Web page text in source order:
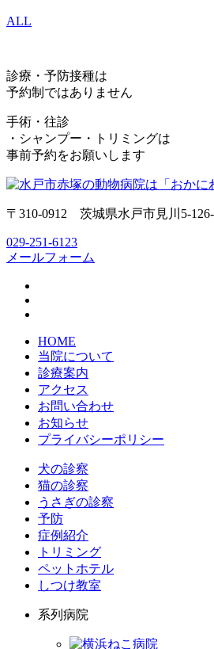
ALL
診療・予防接種は
予約制ではありません
手術・往診
・シャンプー・トリミングは
事前予約をお願いします
〒310-0912 茨城県水戸市見川5-
029-251-6123
メールフォーム
HOME
当院について
診療案内
アクセス
お問い合わせ
お知らせ
プライバシーポリシー
犬の診察
猫の診察
うさぎの診察
予防
症例紹介
トリミング
ペットホテル
しつけ教室
系列病院